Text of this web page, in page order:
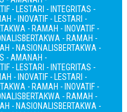
- LESTARI - INTEGRITAS -
- INOVATIF - LESTARI -
- RAMAH - INOVATIF -
BERTAKWA - RAMAH -
- NASIONALISBERTAKWA -
- AMANAH -
- LESTARI - INTEGRITAS -
- INOVATIF - LESTARI -
- RAMAH - INOVATIF -
BERTAKWA - RAMAH -
- NASIONALISBERTAKWA -